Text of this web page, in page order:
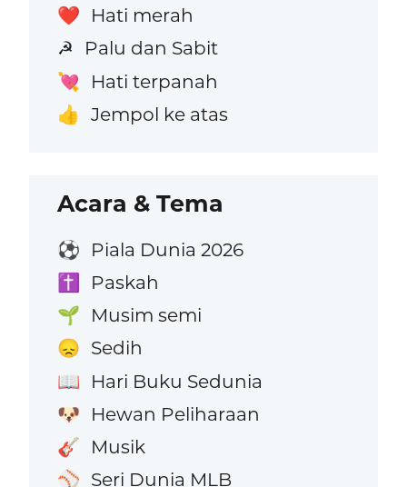
❤️ Hati merah
☭ Palu dan Sabit
💘 Hati terpanah
👍 Jempol ke atas
Acara & Tema
⚽ Piala Dunia 2026
✝️ Paskah
🌱 Musim semi
😞 Sedih
📖 Hari Buku Sedunia
🐶 Hewan Peliharaan
🎸 Musik
⚾ Seri Dunia MLB